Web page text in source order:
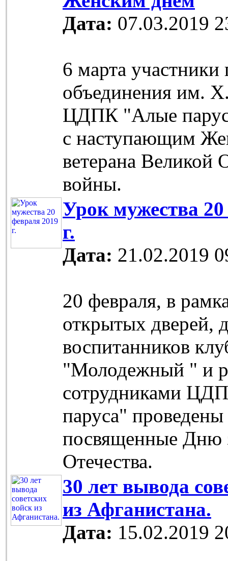
Дата: 07.03.2019
6 марта участники
объединения им.
ЦДПК "Алые
с наступающим
ветерана Великой
войны.
Урок мужества
г.
Дата: 21.02.2019
20 февраля, в
открытых дверей,
воспитанников
"Молодежный " и
сотрудниками
паруса" проведены
посвященные Дню
Отечества.
30 лет вывода
из Афганистана.
Дата: 15.02.2019